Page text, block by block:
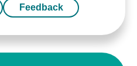
Feedback